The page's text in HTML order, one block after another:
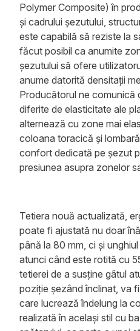
Polymer Composite) în
și cadrului șezutului,
este capabilă să reziste la
făcut posibil ca anumite
șezutului să ofere
anume datorită densitații
Producătorul ne comunică
diferite de elasticitate ale
alternează cu zone mai
coloana toracică și
confort dedicată pe șezut
presiunea asupra zonelor
Tetiera nouă actualizată,
poate fi ajustată nu doar
până la 80 mm, ci și
atunci când este rotită cu
tetierei de a susține gâtul
poziție șezând înclinat, va
care lucrează îndelung la
realizată în același stil cu